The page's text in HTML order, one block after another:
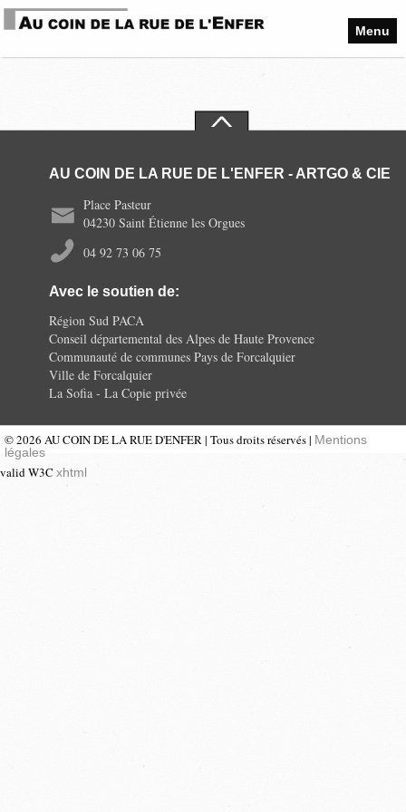
Menu
AU COIN DE LA RUE DE L'ENFER - ARTGO & CIE
Place Pasteur
04230 Saint Étienne les Orgues
04 92 73 06 75
Avec le soutien de:
Région Sud PACA
Conseil départemental des Alpes de Haute Provence
Communauté de communes Pays de Forcalquier
Ville de Forcalquier
La Sofia - La Copie privée
© 2026 AU COIN DE LA RUE D'ENFER | Tous droits réservés | Mentions
légales
valid W3C xhtml